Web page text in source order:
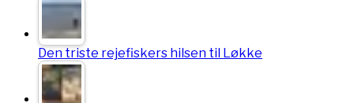
Den triste rejefiskers hilsen til Løkke